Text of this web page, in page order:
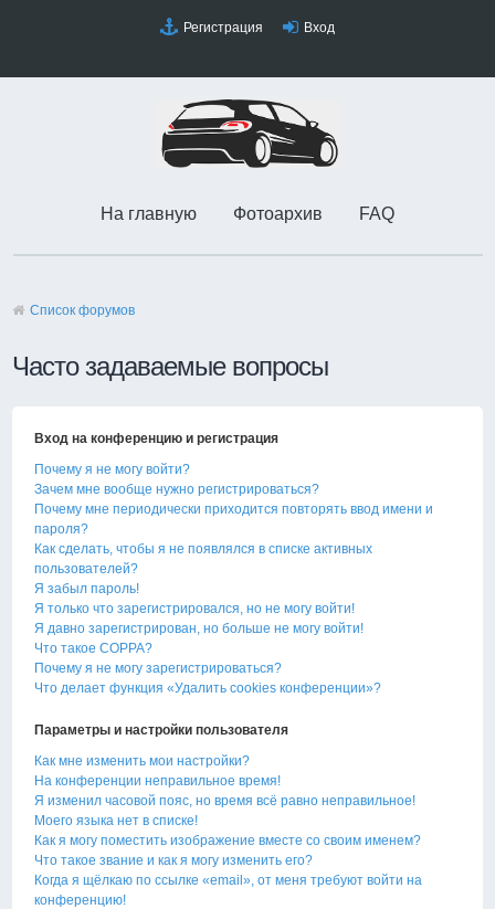
Регистрация Вход
На главную Фотоархив FAQ
Список форумов
Часто задаваемые вопросы
Вход на конференцию и регистрация
Почему я не могу войти?
Зачем мне вообще нужно регистрироваться?
Почему мне периодически приходится повторять ввод имени и
пароля?
Как сделать, чтобы я не появлялся в списке активных
пользователей?
Я забыл пароль!
Я только что зарегистрировался, но не могу войти!
Я давно зарегистрирован, но больше не могу войти!
Что такое COPPA?
Почему я не могу зарегистрироваться?
Что делает функция «Удалить cookies конференции»?
Параметры и настройки пользователя
Как мне изменить мои настройки?
На конференции неправильное время!
Я изменил часовой пояс, но время всё равно неправильное!
Моего языка нет в списке!
Как я могу поместить изображение вместе со своим именем?
Что такое звание и как я могу изменить его?
Когда я щёлкаю по ссылке «email», от меня требуют войти на
конференцию!